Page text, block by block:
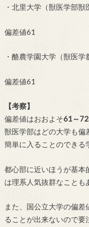
・北里大学（獣医学部獣
偏差値61
・酪農学園大学（獣医
偏差値61
【考察】
偏差値はおおよそ61～72
獣医学部はどの大学も偏
簡単に入ることのできる
都心部に近いほうが基本
は理系人気抜群なことも
また、国公立大学の偏
ることが出来ないので要